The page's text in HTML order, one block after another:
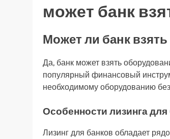
может банк
Может ли банк
Да, банк может взять
популярный финансовый
необходимому оборудованию
Особенности лизинга для
Лизинг для банков обладает